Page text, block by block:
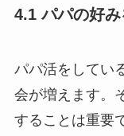
4.1 パパの好
パパ活をしてい
会が増えます。
することは重要